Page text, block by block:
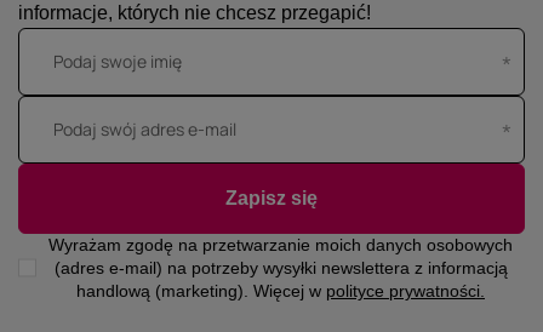
informacje, których nie chcesz przegapić!
Podaj swoje imię
Podaj swój adres e-mail
Wyrażam zgodę na przetwarzanie moich danych osobowych
(adres e-mail) na potrzeby wysyłki newslettera z informacją
handlową (marketing). Więcej w polityce prywatności.
Zapisz się